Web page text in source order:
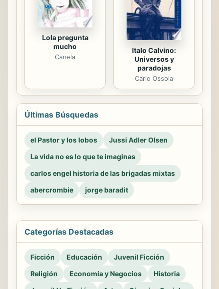
Lola pregunta
mucho
Canela
Italo Calvino:
Universos y
paradojas
Carlo Ossola
Últimas Búsquedas
el Pastor y los lobos
Jussi Adler Olsen
La vida no es lo que te imaginas
carlos engel historia de las brigadas mixtas
abercrombie
jorge baradit
Categorías Destacadas
Ficción Educación
Juvenil Ficción
Religión
Economía y Negocios
Historia